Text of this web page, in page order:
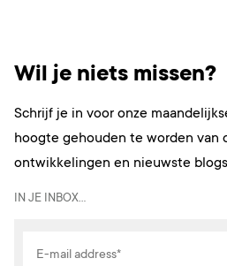
Wil je niets missen?
Schrijf je in voor onze
hoogte gehouden te worden van
ontwikkelingen en nieuwste
IN JE INBOX…